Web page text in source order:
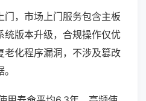
门，市场上门服务包含主板
统版本升级，合规操作仅优
老化程序漏洞，不涉及篡改